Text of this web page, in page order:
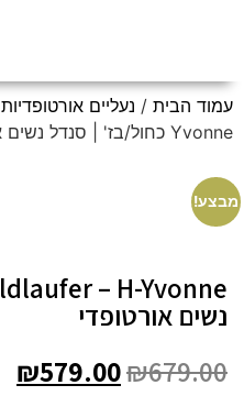
עמוד הבית / נעליים אורטופדיות
Yvonne כחול/בז' | סנדל נשים אורטופדי
מבצע!
נשים אורטופדי
₪679.00
₪579.00